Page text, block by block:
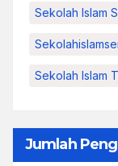
Sekolah Islam
Sekolah Islam
Jumlah